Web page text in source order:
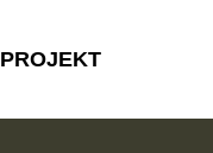
PROJEKT